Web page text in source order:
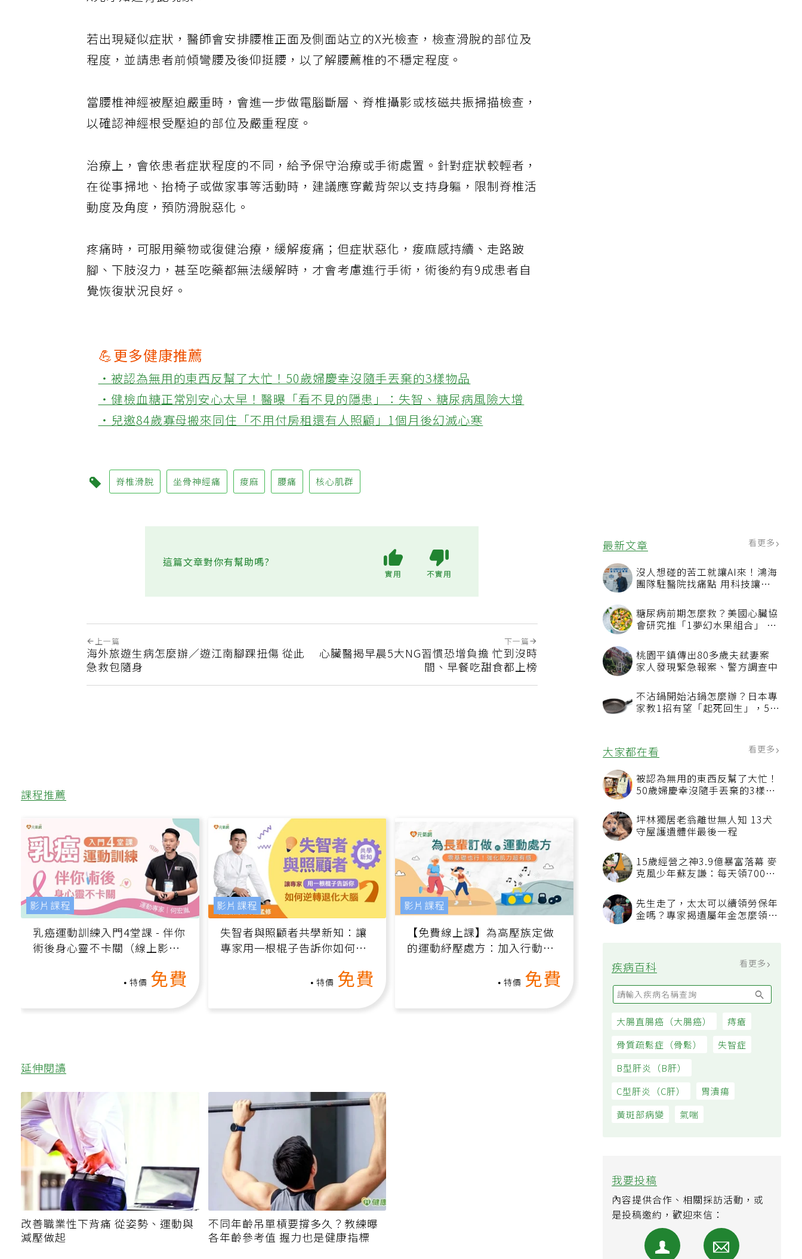
最新文章 看更多
沒人想碰的苦工就讓AI來！鴻海
團隊駐醫院找痛點 用科技讓醫
糖尿病前期怎麼救？美國心臟協
會研究推「1夢幻水果組合」 酪
桃園平鎮傳出80多歲夫弒妻案
家人發現緊急報案、警方調查中
不沾鍋開始沾鍋怎麼辦？日本專
家教1招有望「起死回生」，5情
大家都在看 看更多
被認為無用的東西反幫了大忙！
50歲婦慶幸沒隨手丟棄的3樣物
坪林獨居老翁離世無人知 13犬
守屋護遺體伴最後一程
15歲經營之神3.9億暴富落幕 麥
克風少年蘇友謙：每天領700元
先生走了，太太可以續領勞保年
金嗎？專家揭遺屬年金怎麼領，
疾病百科
我要投稿
內容提供合作、相關採訪活動，或
是投稿邀約，歡迎來信：
若出現疑似症狀，醫師會安排腰椎正面及側面站立的X光檢查，檢查滑脫的部位及
程度，並請患者前傾彎腰及後仰挺腰，以了解腰薦椎的不穩定程度。
當腰椎神經被壓迫嚴重時，會進一步做電腦斷層、脊椎攝影或核磁共振掃描檢查，
以確認神經根受壓迫的部位及嚴重程度。
治療上，會依患者症狀程度的不同，給予保守治療或手術處置。針對症狀較輕者，
在從事掃地、抬椅子或做家事等活動時，建議應穿戴背架以支持身軀，限制脊椎活
動度及角度，預防滑脫惡化。
疼痛時，可服用藥物或復健治療，緩解痠痛；但症狀惡化，痠麻感持續、走路跛
腳、下肢沒力，甚至吃藥都無法緩解時，才會考慮進行手術，術後約有9成患者自
覺恢復狀況良好。
💪更多健康推薦
‧被認為無用的東西反幫了大忙！50歲婦慶幸沒隨手丟棄的3樣物品
‧健檢血糖正常別安心太早！醫曝「看不見的隱患」：失智、糖尿病風險大增
‧兒邀84歲寡母搬來同住「不用付房租還有人照顧」1個月後幻滅心寒
脊椎滑脫 坐骨神經痛 痠麻 腰痛 核心肌群
這篇文章對你有幫助嗎?
實用 不實用
上一篇
海外旅遊生病怎麼辦／遊江南腳踝扭傷 從此
急救包隨身
下一篇
心臟醫揭早晨5大NG習慣恐增負擔 忙到沒時
間、早餐吃甜食都上榜
課程推薦
乳癌運動訓練入門4堂課 - 伴你
術後身心靈不卡關（線上影音
免費
影片課程
失智者與照顧者共學新知：讓
專家用一根棍子告訴你如何逆
轉退化大腦（線上影音課）
免費
影片課程
【免費線上課】為高壓族定做
的運動紓壓處方：加入行動、
增肌、互動元素，0基礎也能
免費
影片課程
延伸閱讀
改善職業性下背痛 從姿勢、運動與
減壓做起
不同年齡吊單槓要撐多久？教練曝
各年齡參考值 握力也是健康指標